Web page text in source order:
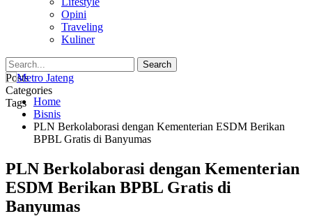
Opini
Traveling
Kuliner
Posts
Categories
Tags Home
Bisnis
PLN Berkolaborasi dengan Kementerian ESDM Berikan
BPBL Gratis di Banyumas
PLN Berkolaborasi dengan Kementerian
ESDM Berikan BPBL Gratis di
Banyumas